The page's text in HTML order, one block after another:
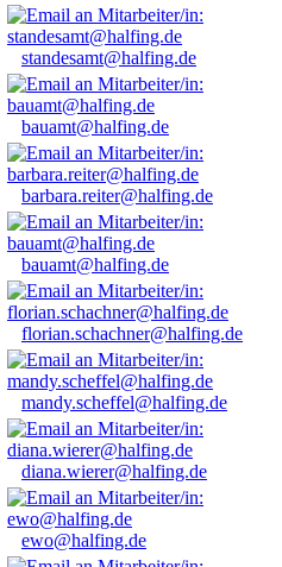
standesamt@halfing.de
bauamt@halfing.de
barbara.reiter@halfing.de
bauamt@halfing.de
florian.schachner@halfing.de
mandy.scheffel@halfing.de
diana.wierer@halfing.de
ewo@halfing.de